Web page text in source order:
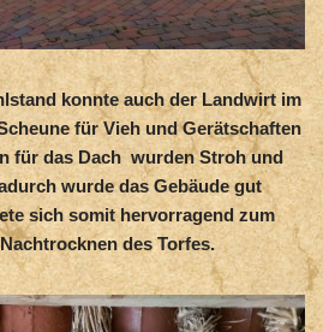
konnte auch der Landwirt im
für Vieh und Gerätschaften
für das Dach wurden Stroh und
wurde das Gebäude gut
sich somit hervorragend zum
des Torfes.